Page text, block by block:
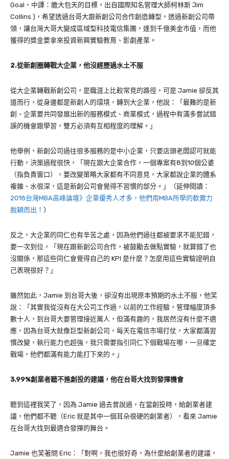
Goal，中譯：膽大包天的目標，出自 國際知名管理大師柯林斯 Jim
Collins )，希望透過台哥大跟新創公司合作創造轉型，透過新創公司帶
領，讓台灣大哥大變成區域型科技電信集團，達到千億美金市值，而他
獲得的獎金要拿來投資新興實驗教育、影劇產業。
2.從新創圈轉戰大企業，他沒經歷過水土不服
從大企業轉戰新創公司，是職涯上比較常見的路徑，可是 Jamie 卻反其
道而行，從身邊都是新創人的環境，轉到大企業，他說：「最難的是新
創、企業要共同發展出新的服務模式、商業模式，過程中有滿多嘗試錯
誤的機會跟學習，雙方必須有互相程度的理解。」
他舉例，新創公司過往很多服務的是中小企業，只要店頭老闆認可就能
行動，決策過程很快，「現在跟大企業合作，一個專案有8到10個公婆
（指負責窗口），要改變策略大家都有不同意見，大家都說企業的體系
複雜、水很深，這是新創公司會覺得不習慣的部分。」（延伸閱讀：
2018台灣MBA高峰論壇》企業優秀人才多，他們用MBA所學的軟實力
脫穎而出！ ）
反之，大企業的同仁也有辛苦之處，因為他們過往都被要求不能犯錯，
要一次到位，「現在跟新創公司合作，被鼓勵去做點實驗，就算錯了也
沒關係，那這些同仁會覺得自己的 KPI 是什麼？怎麼用這些實驗證明自
己表現很好？」
雖然如此，Jamie 到台哥大後，卻沒有出現原本預期的水土不服，他笑
說：「其實我從沒有在大公司工作過，以前的工作經驗，管理幅度頂多
數十人，到台哥大要管理接近萬人，但滿有趣的，我居然沒有什麼不適
應，因為台哥大就像巨型新創公司，每天在電信市場打仗，大家都滿習
慣改變，執行能力也超強，我只需要指引同仁下個戰場在哪，一旦確定
戰場，他們都滿有能力能打下來的。」
3.99%創業者聽不進創投的建議，他在台哥大找到發揮機會
聽到這裡我笑了，因為 Jamie 過去曾說過，在當創投時，給創業者建
議，他們都不聽（Eric 就是其中一個耳朵很硬的創業者），看來 Jamie
在台哥大找到最適合發揮的舞台。
Jamie 也笑著問 Eric：「對啊，我也很好奇，為什麼給創業者的建議，